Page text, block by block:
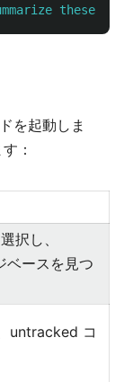
these
を起動しま
：
択し、
ベースを見つ
untracked コ